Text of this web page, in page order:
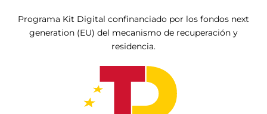
Programa Kit Digital confinanciado por los fondos next
generation (EU) del mecanismo de recuperación y
residencia.